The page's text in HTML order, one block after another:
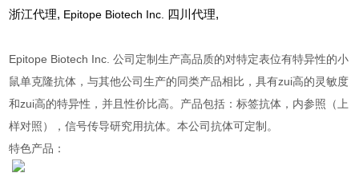
浙江代理, Epitope Biotech Inc. 四川代理,
Epitope Biotech Inc. 公司定制生产高品质的对特定表位有特异性的小
鼠单克隆抗体，与其他公司生产的同类产品相比，具有zui高的灵敏度
和zui高的特异性，并且性价比高。产品包括：标签抗体，内参照（上
样对照），信号传导研究用抗体。本公司抗体可定制。
特色产品：